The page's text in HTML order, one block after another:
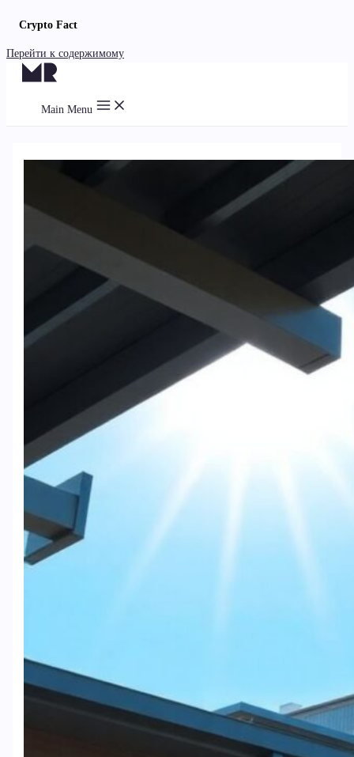
Crypto Fact
Перейти к содержимому
Main Menu